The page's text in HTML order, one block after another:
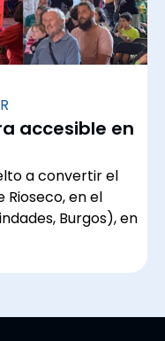
accesible en
a convertir el
Rioseco, en el
Burgos), en